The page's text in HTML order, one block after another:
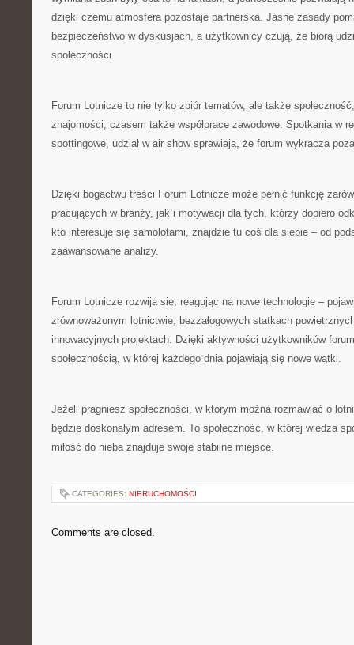
dzięki czemu atmosfera pozostaje partnerska. Jasne zasady
bezpieczeństwo w dyskusjach, a użytkownicy czują, że biorą
społeczności.
Forum Lotnicze to nie tylko zbiór tematów, ale także
znajomości, czasem także współprace zawodowe. Spotkania w
spottingowe, udział w air show sprawiają, że forum wykracza
Dzięki bogactwu treści Forum Lotnicze może pełnić funkcję
pracujących w branży, jak i motywacji dla tych, którzy dopiero
kto interesuje się samolotami, znajdzie tu coś dla siebie – od
zaawansowane analizy.
Forum Lotnicze rozwija się, reagując na nowe technologie –
zrównoważonym lotnictwie, bezzałogowych statkach
innowacyjnych projektach. Dzięki aktywności użytkowników
społecznością, w której każdego dnia pojawiają się nowe wątki.
Jeżeli pragniesz społeczności, w którym można rozmawiać o
będzie doskonałym adresem. To społeczność, w której wiedza
miłość do nieba znajduje swoje stabilne miejsce.
CATEGORIES: NIERUCHOMOŚCI
Comments are closed.